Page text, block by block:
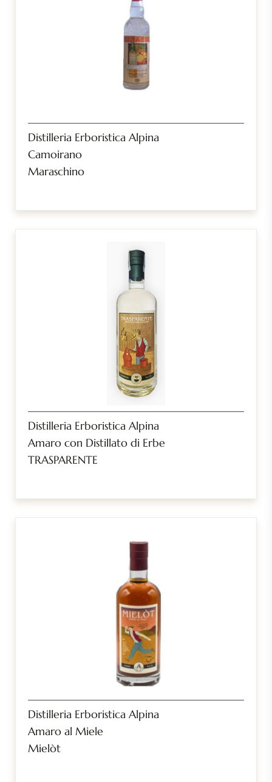
Distilleria Erboristica Alpina
Camoirano
Maraschino
Distilleria Erboristica Alpina
Amaro con Distillato di Erbe
TRASPARENTE
Distilleria Erboristica Alpina
Amaro al Miele
Mielòt